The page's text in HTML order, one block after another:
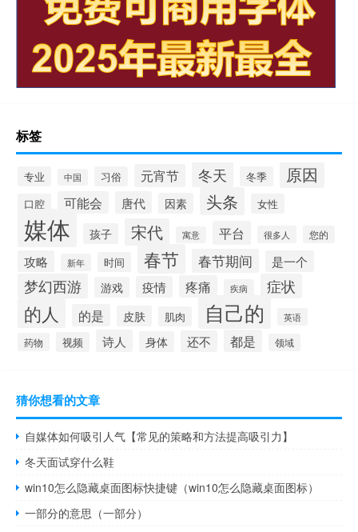
标签
专业 中国 习俗 元宵节 冬天 冬季 原因
口腔 可能会 唐代 因素 头条 女性
媒体 孩子 宋代 寓意 平台 很多人 您的
攻略 新年 时间 春节 春节期间 是一个
梦幻西游 游戏 疫情 疼痛 疾病 症状
的人 的是 皮肤 肌肉 自己的 英语
药物 视频 诗人 身体 还不 都是 领域
猜你想看的文章
自媒体如何吸引人气【常见的策略和方法提高吸引力】
冬天面试穿什么鞋
win10怎么隐藏桌面图标快捷键（win10怎么隐藏桌面图标）
一部分的意思（一部分）